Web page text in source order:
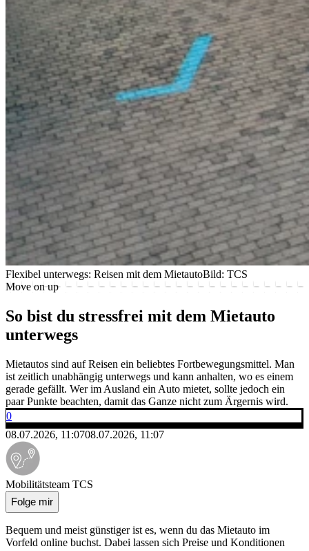
Flexibel unterwegs: Reisen mit dem MietautoBild: TCS
Move on up
So bist du stressfrei mit dem Mietauto
unterwegs
Mietautos sind auf Reisen ein beliebtes Fortbewegungsmittel. Man
ist zeitlich unabhängig unterwegs und kann anhalten, wo es einem
gerade gefällt. Wer im Ausland ein Auto mietet, sollte jedoch ein
paar Punkte beachten, damit das Ganze nicht zum Ärgernis wird.
0
08.07.2026, 11:0708.07.2026, 11:07
Mobilitätsteam TCS
Folge mir
Bequem und meist günstiger ist es, wenn du das Mietauto im
Vorfeld online buchst. Dabei lassen sich Preise und Konditionen